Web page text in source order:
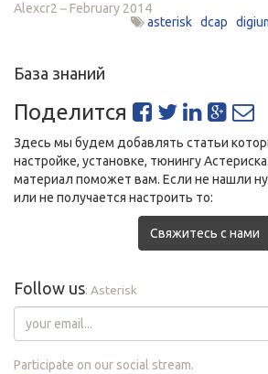
Alexcr2
February 2014
asterisk dcap
База знаний
Поделится
Здесь мы будем добавлять статьи
настройке, установке, тюнингу
материал поможет вам. Если не нашли
или не получается настроить то:
Свяжитесь с нами
Follow us: Asterisk
Participate on our social stream.